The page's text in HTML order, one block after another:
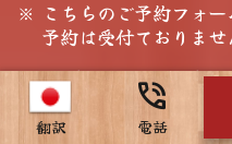
翻訳
phone_in_talk
電話